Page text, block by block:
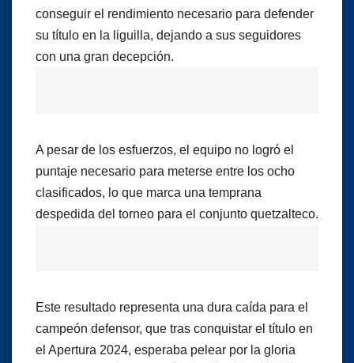
conseguir el rendimiento necesario para defender
su título en la liguilla, dejando a sus seguidores
con una gran decepción.
A pesar de los esfuerzos, el equipo no logró el
puntaje necesario para meterse entre los ocho
clasificados, lo que marca una temprana
despedida del torneo para el conjunto quetzalteco.
Este resultado representa una dura caída para el
campeón defensor, que tras conquistar el título en
el Apertura 2024, esperaba pelear por la gloria